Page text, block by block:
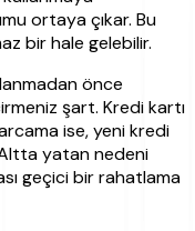
ortaya çıkar. Bu
bir hale gelebilir.
önce
şart. Kredi kartı
ise, yeni kredi
yatan nedeni
geçici bir rahatlama